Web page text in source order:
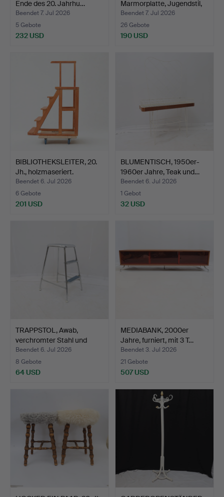
Ende des 20. Jahrhu…
Beendet 7. Jul 2026
5 Gebote
232 USD
Marmorplatte, Jugendstil,
f…
Beendet 7. Jul 2026
26 Gebote
190 USD
BIBLIOTHEKSLEITER, 20.
Jh., holzmaseriert.
Beendet 6. Jul 2026
6 Gebote
201 USD
BLUMENTISCH, 1950er-
1960er Jahre, Teak und…
Beendet 6. Jul 2026
1 Gebot
32 USD
TRAPPSTOL, Awab,
verchromter Stahl und
lam…
Beendet 6. Jul 2026
8 Gebote
64 USD
MEDIABANK, 2000er
Jahre, furniert, mit 3 T…
Beendet 3. Jul 2026
21 Gebote
507 USD